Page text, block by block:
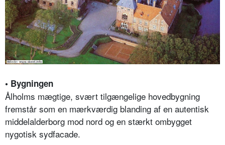
• Bygningen
Ålholms mægtige, svært tilgængelige hovedbygning
fremstår som en mærkværdig blanding af en autentisk
middelalderborg mod nord og en stærkt ombygget
nygotisk sydfacade.